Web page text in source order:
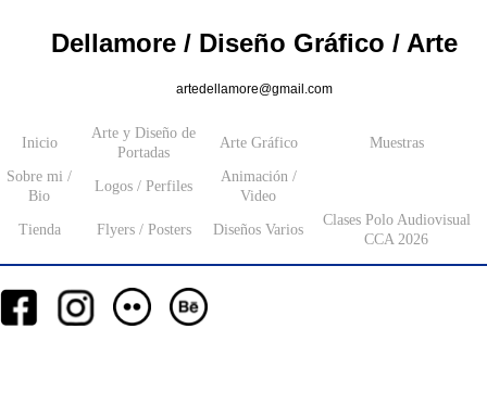
Dellamore / Diseño Gráfico / Arte
artedellamore@gmail.com
Inicio
Arte y Diseño de
Portadas
Arte Gráfico Muestras
Sobre mi /
Bio
Logos / Perfiles
Animación /
Video
Tienda Flyers / Posters Diseños Varios
Clases Polo Audiovisual
CCA 2026